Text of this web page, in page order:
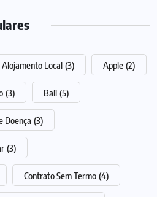
Alojamento Local (3) Apple (2)
(3) Bali (5)
Doença (3)
(3)
Contrato Sem Termo (4)